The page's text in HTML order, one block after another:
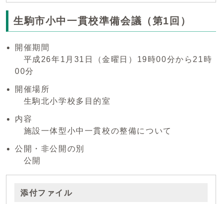
生駒市小中一貫校準備会議（第1回）
開催期間
平成26年1月31日（金曜日）19時00分から21時
00分
開催場所
生駒北小学校多目的室
内容
施設一体型小中一貫校の整備について
公開・非公開の別
公開
添付ファイル